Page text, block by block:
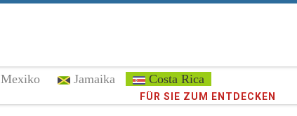
Mexiko Jamaika Costa Rica
Vertrauen Sie unseren373,123